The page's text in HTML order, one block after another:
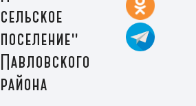
сельское
поселение"
Павловского
района